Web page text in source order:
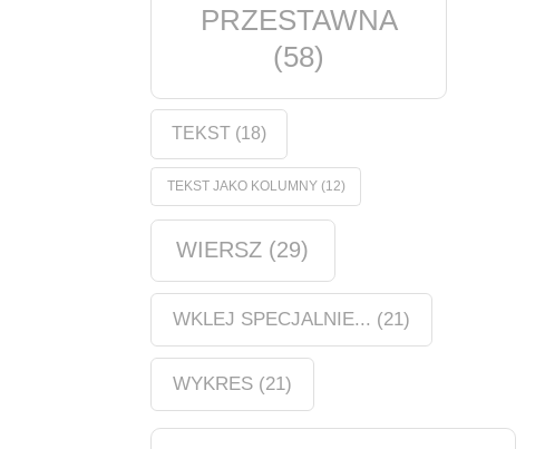
PRZESTAWNA
(58)
TEKST(18)
TEKST JAKO KOLUMNY(12)
WIERSZ (29)
WKLEJ SPECJALNIE... (21)
WYKRES(21)